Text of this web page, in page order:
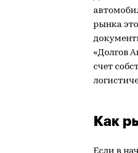
рынка
«Долгов
счет
Как